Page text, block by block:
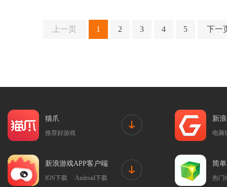
上一页 1 2 3 4 5 下一
猫爪
推荐好游戏
新浪游戏APP客户端
IOS下载 Android下载
新
电脑
简
热门